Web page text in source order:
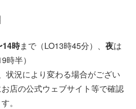
14時まで（LO13時45分）、 夜は
時半）
状況により変わる場合がござい
店の公式ウェブサイト等で確認
。